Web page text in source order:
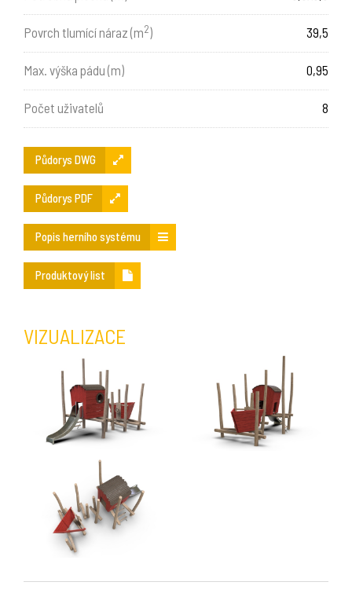
Povrch tlumící náraz (m2) 39,5
Max. výška pádu (m) 0,95
Počet uživatelů 8
Půdorys DWG
Půdorys PDF
Popis herního systému
Produktový list
VIZUALIZACE